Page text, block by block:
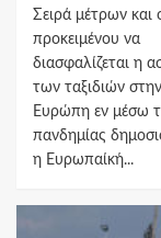
Σειρά μέτρων και
προκειμένου να
διασφαλίζεται η
των ταξιδιών στην
Ευρώπη εν μέσω
πανδημίας
η Ευρωπαίκή...